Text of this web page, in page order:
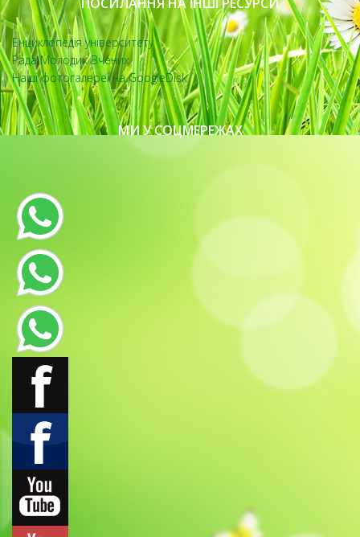
Енциклопедія університету
Рада Молодих Вчених
Наші фотогалереї на GoogleDisk
МИ У СОЦМЕРЕЖАХ